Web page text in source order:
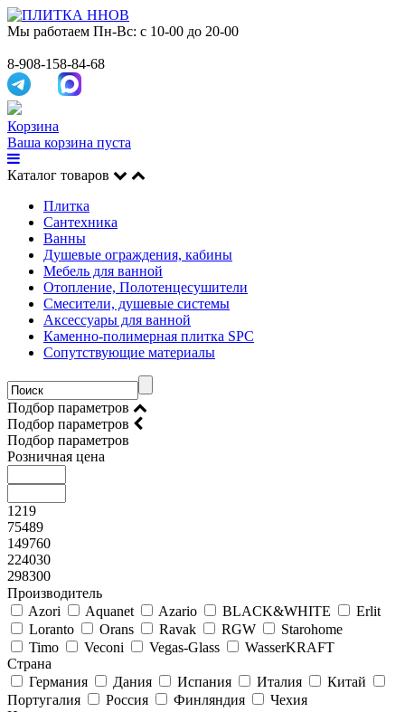
Мы работаем Пн-Вс: с 10-00 до 20-00
8-908-158-84-68
Корзина
Ваша корзина пуста
Каталог товаров
Плитка
Сантехника
Ванны
Душевые ограждения, кабины
Мебель для ванной
Отопление, Полотенцесушители
Смесители, душевые системы
Аксессуары для ванной
Каменно-полимерная плитка SPC
Сопутствующие материалы
Подбор параметров
Подбор параметров
Подбор параметров
Розничная цена
1219
75489
149760
224030
298300
Производитель
Azori
Aquanet Azario BLACK&WHITE
Erlit
Loranto
Orans Ravak RGW
Starohome
Timo
Veconi Vegas-Glass
WasserKRAFT
Страна
Германия
Дания Испания Италия
Китай
Португалия
Россия Финляндия
Чехия